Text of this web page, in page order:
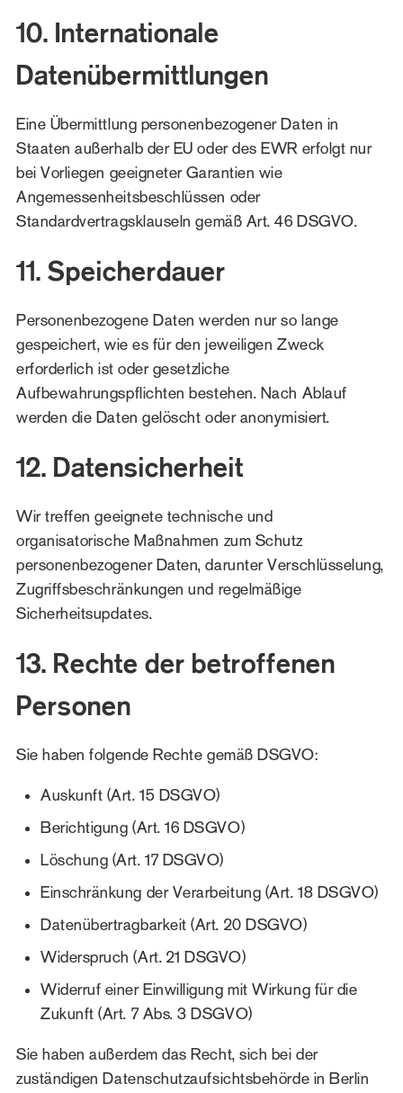
10. Internationale
Datenübermittlungen
Eine Übermittlung personenbezogener Daten in
Staaten außerhalb der EU oder des EWR erfolgt nur
bei Vorliegen geeigneter Garantien wie
Angemessenheitsbeschlüssen oder
Standardvertragsklauseln gemäß Art. 46 DSGVO.
11. Speicherdauer
Personenbezogene Daten werden nur so lange
gespeichert, wie es für den jeweiligen Zweck
erforderlich ist oder gesetzliche
Aufbewahrungspflichten bestehen. Nach Ablauf
werden die Daten gelöscht oder anonymisiert.
12. Datensicherheit
Wir treffen geeignete technische und
organisatorische Maßnahmen zum Schutz
personenbezogener Daten, darunter Verschlüsselung,
Zugriffsbeschränkungen und regelmäßige
Sicherheitsupdates.
13. Rechte der betroffenen
Personen
Sie haben folgende Rechte gemäß DSGVO:
Auskunft (Art. 15 DSGVO)
Berichtigung (Art. 16 DSGVO)
Löschung (Art. 17 DSGVO)
Einschränkung der Verarbeitung (Art. 18 DSGVO)
Datenübertragbarkeit (Art. 20 DSGVO)
Widerspruch (Art. 21 DSGVO)
Widerruf einer Einwilligung mit Wirkung für die
Zukunft (Art. 7 Abs. 3 DSGVO)
Sie haben außerdem das Recht, sich bei der
zuständigen Datenschutzaufsichtsbehörde in Berlin